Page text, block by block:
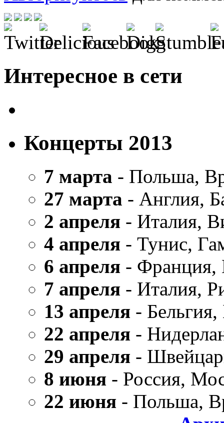
Интересное в сети
Концерты 2013
7 марта - Польша,
27 марта - Англия,
2 апреля - Италия,
4 апреля - Тунис,
6 апреля - Франция,
7 апреля - Италия,
13 апреля -
22 апреля -
29 апреля -
8 июня - Россия,
22 июня - Польша,